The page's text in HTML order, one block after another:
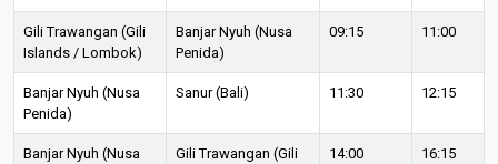
Gili Trawangan (Gili
Islands / Lombok)
Banjar Nyuh (Nusa
Penida)
09:15 11:00
Banjar Nyuh (Nusa
Penida)
Sanur (Bali) 11:30 12:15
Banjar Nyuh (Nusa
Gili Trawangan (Gili
14:00 16:15